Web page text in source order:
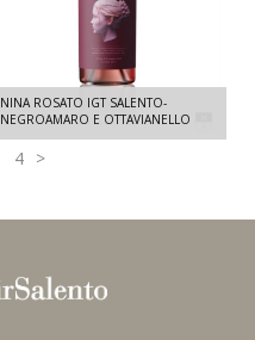
NINA ROSATO IGT SALENTO-
NEGROAMARO E OTTAVIANELLO
4